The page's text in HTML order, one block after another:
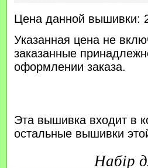
Цена данной вышивки:
Указанная цена не
заказанные
оформлении заказа.
Эта вышивка входит в
остальные вышивки